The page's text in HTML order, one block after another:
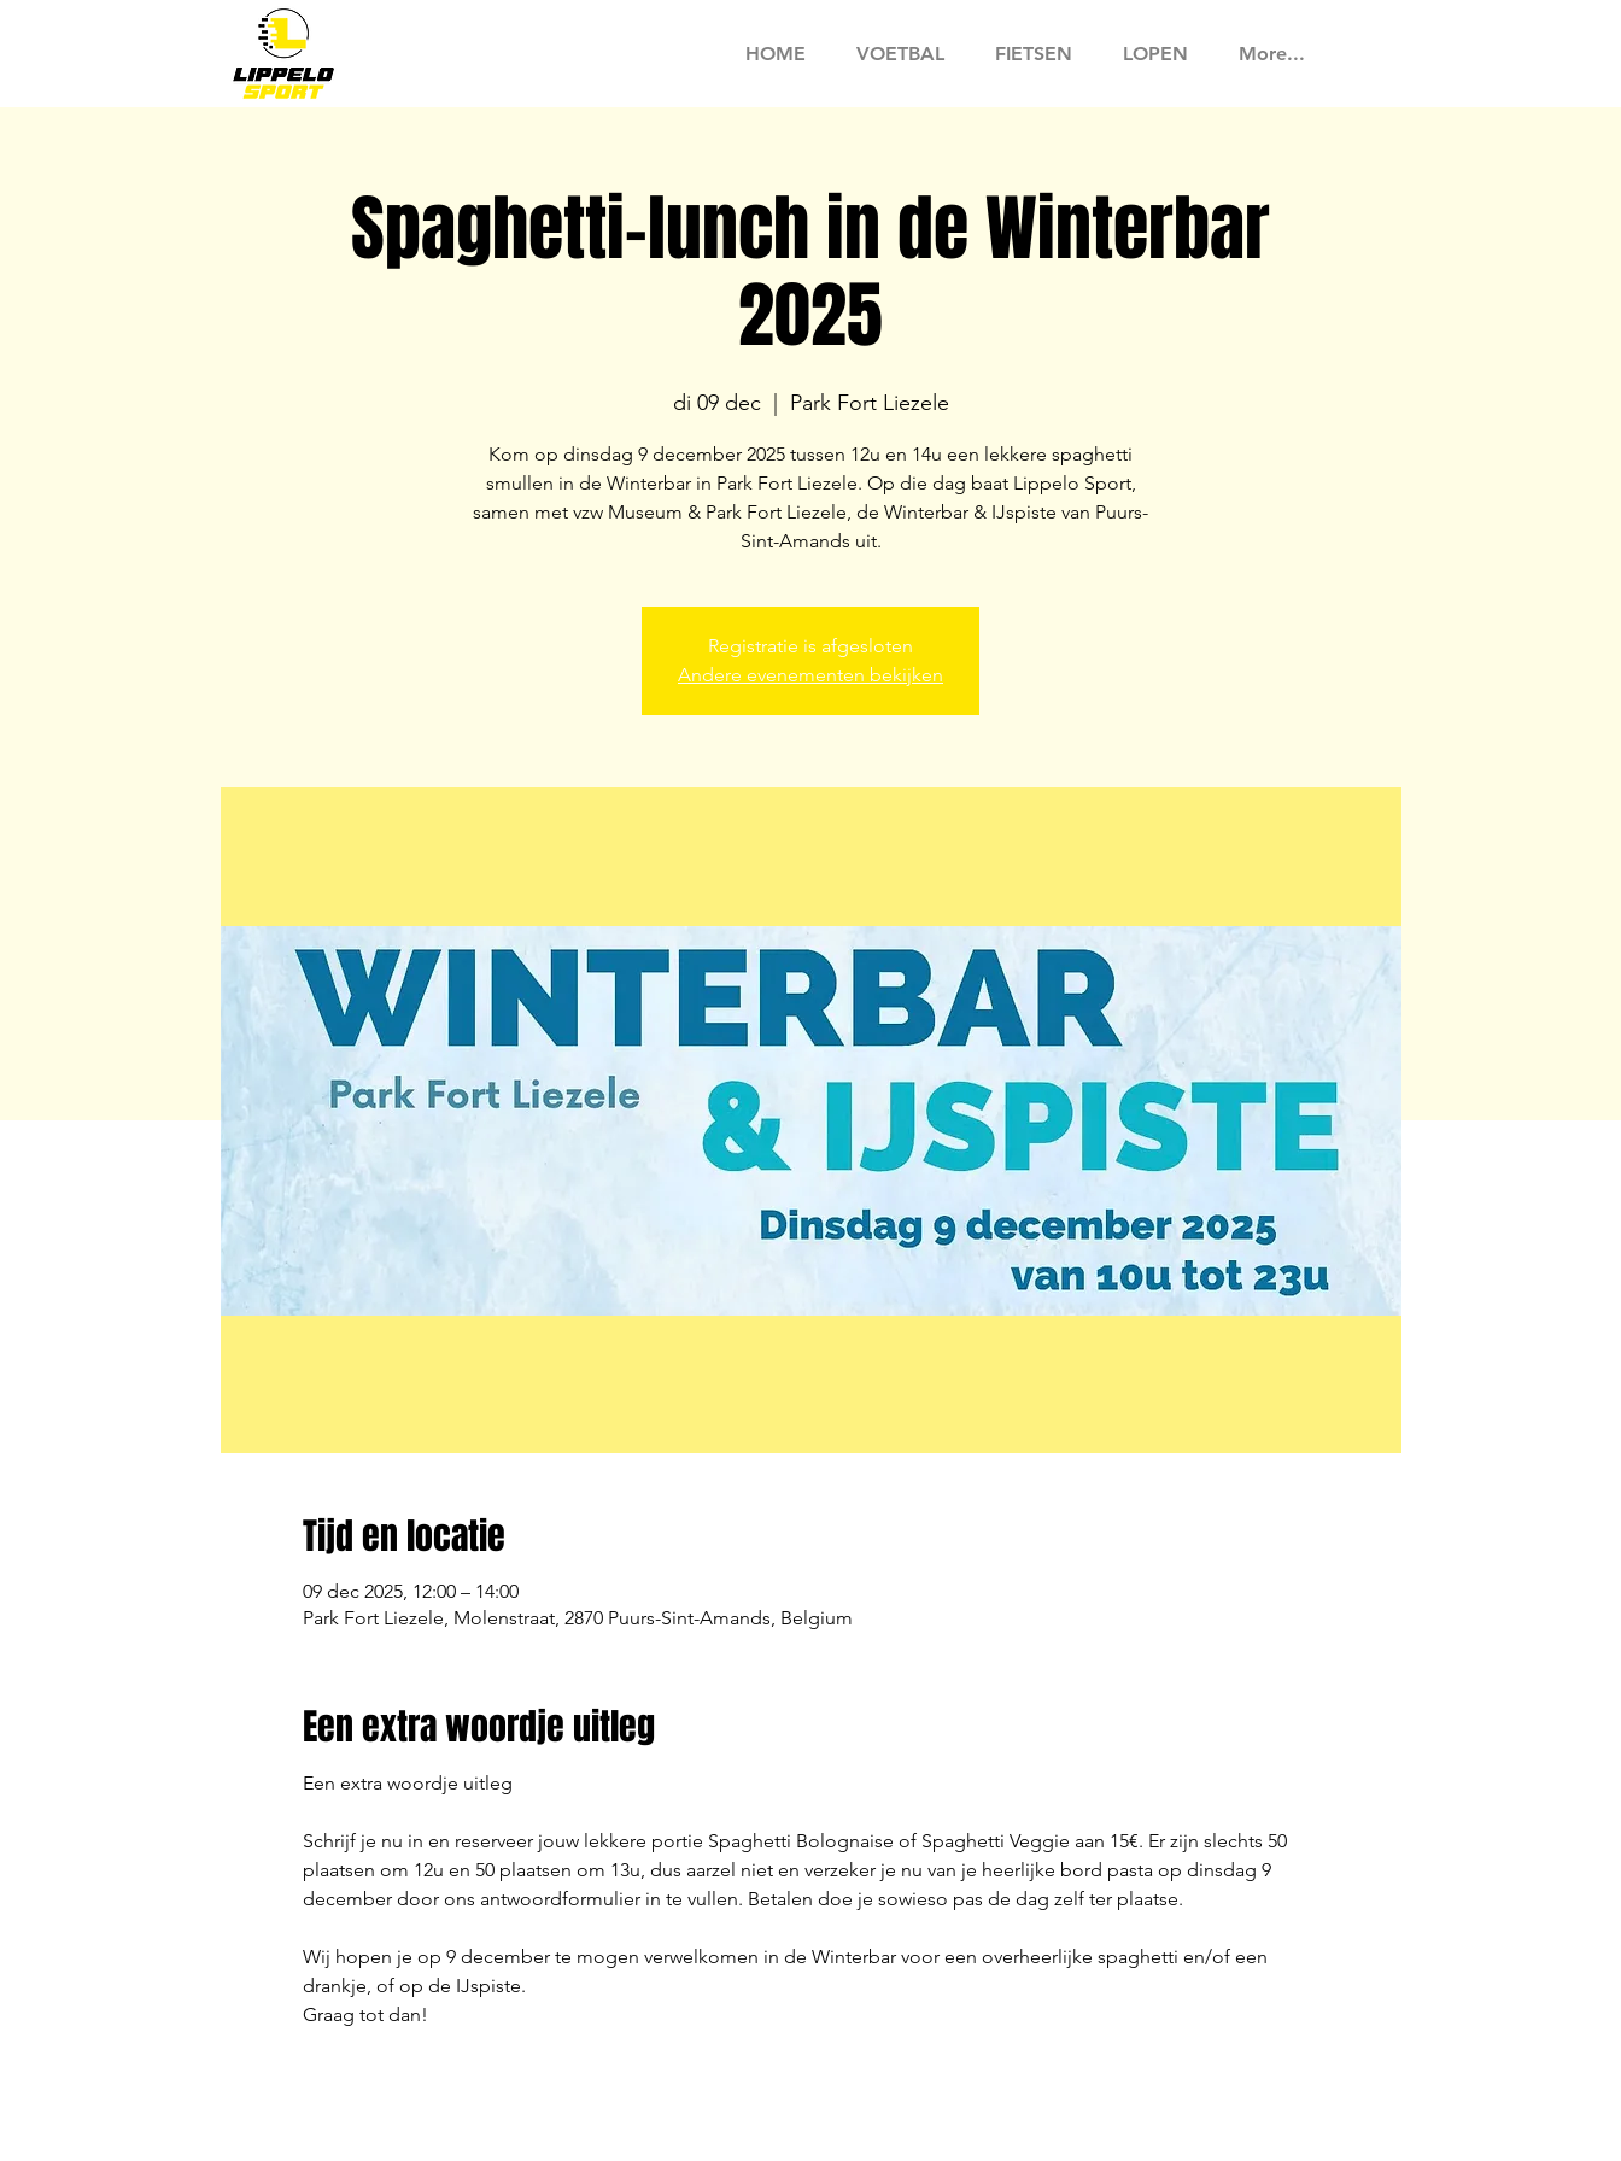
HOME VOETBAL FIETSEN LOPEN More...
Spaghetti-lunch in de Winterbar
2025
di 09 dec
  |
Park Fort Liezele
Kom op dinsdag 9 december 2025 tussen 12u en 14u een lekkere spaghetti
smullen in de Winterbar in Park Fort Liezele. Op die dag baat Lippelo Sport,
samen met vzw Museum & Park Fort Liezele, de Winterbar & IJspiste van Puurs-
Sint-Amands uit.
Registratie is afgesloten
Andere evenementen bekijken
Tijd en locatie
09 dec 2025, 12:00 – 14:00
Park Fort Liezele, Molenstraat, 2870 Puurs-Sint-Amands, Belgium
Een extra woordje uitleg
Een extra woordje uitleg
Schrijf je nu in en reserveer jouw lekkere portie Spaghetti Bolognaise of Spaghetti Veggie aan 15€. Er zijn slechts 50
plaatsen om 12u en 50 plaatsen om 13u, dus aarzel niet en verzeker je nu van je heerlijke bord pasta op dinsdag 9
december door ons antwoordformulier in te vullen. Betalen doe je sowieso pas de dag zelf ter plaatse.
Wij hopen je op 9 december te mogen verwelkomen in de Winterbar voor een overheerlijke spaghetti en/of een
drankje, of op de IJspiste.
Graag tot dan!